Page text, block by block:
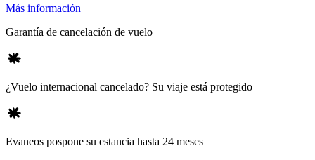
Más información
Garantía de cancelación de vuelo
¿Vuelo internacional cancelado? Su viaje está protegido
Evaneos pospone su estancia hasta 24 meses